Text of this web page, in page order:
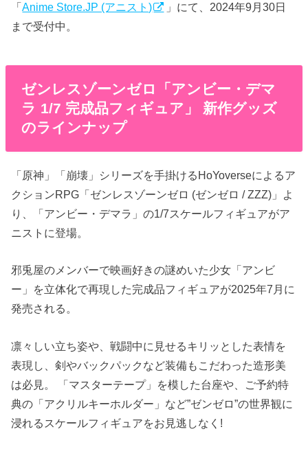
「Anime Store.JP (アニスト)
」にて、2024年9月30日
まで受付中。
ゼンレスゾーンゼロ「アンビー・デマ
ラ 1/7 完成品フィギュア」 新作グッズ
のラインナップ
「原神」「崩壊」シリーズを手掛けるHoYoverseによるア
クションRPG「ゼンレスゾーンゼロ (ゼンゼロ / ZZZ)」よ
り、「アンビー・デマラ」の1/7スケールフィギュアがア
ニストに登場。
邪兎屋のメンバーで映画好きの謎めいた少女「アンビ
ー」を立体化で再現した完成品フィギュアが2025年7月に
発売される。
凛々しい立ち姿や、戦闘中に見せるキリッとした表情を
表現し、剣やバックパックなど装備もこだわった造形美
は必見。 「マスターテープ」を模した台座や、ご予約特
典の「アクリルキーホルダー」など”ゼンゼロ”の世界観に
浸れるスケールフィギュアをお見逃しなく!